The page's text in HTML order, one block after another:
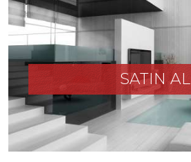
SATIN AL